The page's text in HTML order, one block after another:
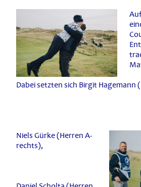
Dabei setzten sich Birgit Hagemann
Niels Gürke (Herren A-
rechts),